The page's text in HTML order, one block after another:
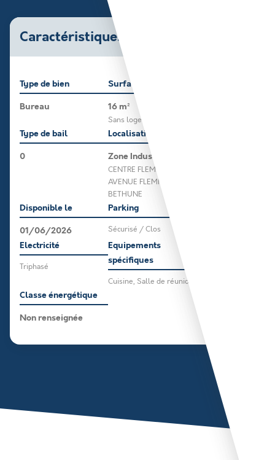
Caractéristiques du bien
Type de bien
Bureau
Surface
16 m²
Sans logement
Type de bail
0
Localisation
Zone Industrielle
CENTRE FLEMING 218
AVENUE FLEMING 62400
BETHUNE
Disponible le
01/06/2026
Parking
Sécurisé / Clos
Electricité
Triphasé
Equipements
spécifiques
Cuisine, Salle de réunion
Classe énergétique
Non renseignée